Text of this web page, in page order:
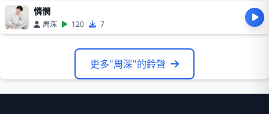
憐憫
周深 120 7
更多"周深"的鈴聲